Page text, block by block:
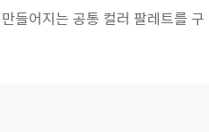
만들어지는 공통 컬러 팔레트를 구